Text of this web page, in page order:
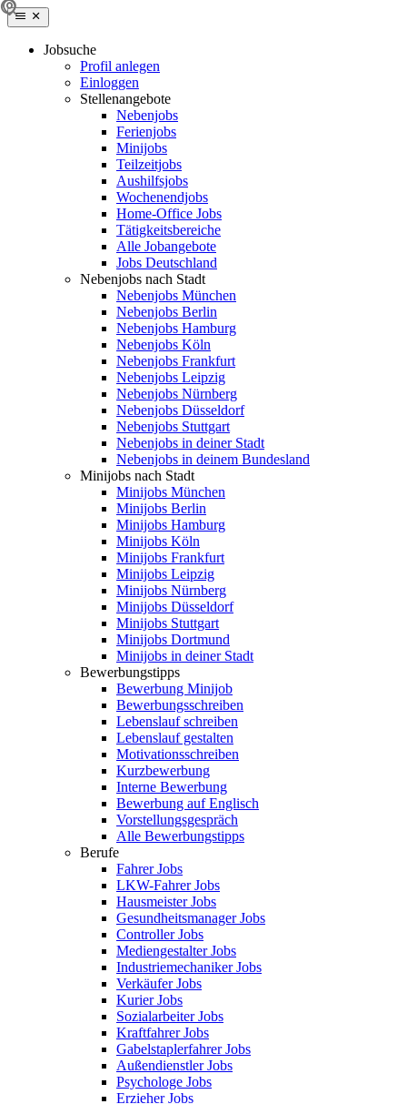
Jobsuche
Profil anlegen
Einloggen
Stellenangebote
Nebenjobs
Ferienjobs
Minijobs
Teilzeitjobs
Aushilfsjobs
Wochenendjobs
Home-Office Jobs
Tätigkeitsbereiche
Alle Jobangebote
Jobs Deutschland
Nebenjobs nach Stadt
Nebenjobs München
Nebenjobs Berlin
Nebenjobs Hamburg
Nebenjobs Köln
Nebenjobs Frankfurt
Nebenjobs Leipzig
Nebenjobs Nürnberg
Nebenjobs Düsseldorf
Nebenjobs Stuttgart
Nebenjobs in deiner Stadt
Nebenjobs in deinem Bundesland
Minijobs nach Stadt
Minijobs München
Minijobs Berlin
Minijobs Hamburg
Minijobs Köln
Minijobs Frankfurt
Minijobs Leipzig
Minijobs Nürnberg
Minijobs Düsseldorf
Minijobs Stuttgart
Minijobs Dortmund
Minijobs in deiner Stadt
Bewerbungstipps
Bewerbung Minijob
Bewerbungsschreiben
Lebenslauf schreiben
Lebenslauf gestalten
Motivationsschreiben
Kurzbewerbung
Interne Bewerbung
Bewerbung auf Englisch
Vorstellungsgespräch
Alle Bewerbungstipps
Berufe
Fahrer Jobs
LKW-Fahrer Jobs
Hausmeister Jobs
Gesundheitsmanager Jobs
Controller Jobs
Mediengestalter Jobs
Industriemechaniker Jobs
Verkäufer Jobs
Kurier Jobs
Sozialarbeiter Jobs
Kraftfahrer Jobs
Gabelstaplerfahrer Jobs
Außendienstler Jobs
Psychologe Jobs
Erzieher Jobs